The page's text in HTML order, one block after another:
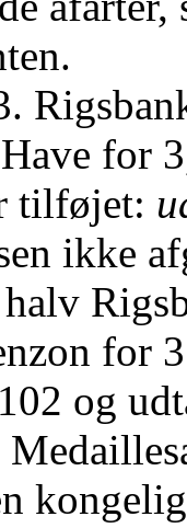
for
tilføjet:
ikke
for
og